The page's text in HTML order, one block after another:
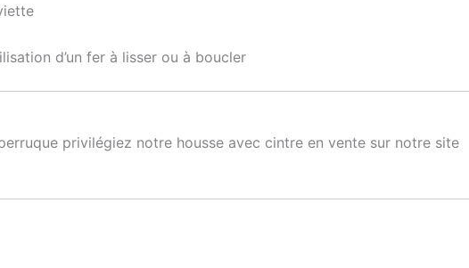
d’un fer à lisser ou à boucler
privilégiez notre housse avec cintre en vente sur notre site